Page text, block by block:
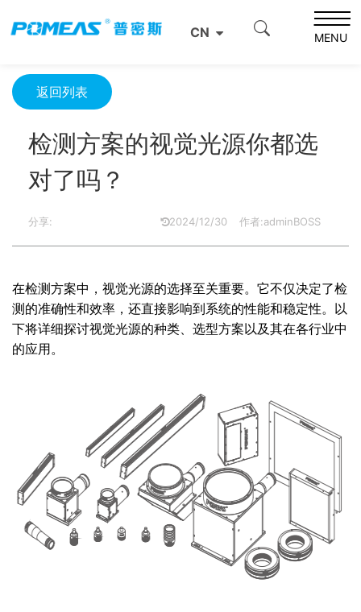
CN MENU
检测方案的视觉光源你都选对了吗？
返回列表
检测方案的视觉光源你都选
对了吗？
分享: 2024/12/30 作者:adminBOSS
在检测方案中，视觉光源的选择至关重要。它不仅决定了检
测的准确性和效率，还直接影响到系统的性能和稳定性。以
下将详细探讨视觉光源的种类、选型方案以及其在各行业中
的应用。